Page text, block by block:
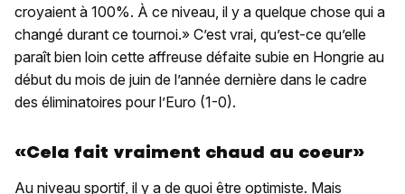
croyaient à 100%. À ce niveau, il y a quelque chose qui a
changé durant ce tournoi.» C’est vrai, qu’est-ce qu’elle
paraît bien loin cette affreuse défaite subie en Hongrie au
début du mois de juin de l’année dernière dans le cadre
des éliminatoires pour l’Euro (1-0).
«Cela fait vraiment chaud au coeur»
Au niveau sportif, il y a de quoi être optimiste. Mais